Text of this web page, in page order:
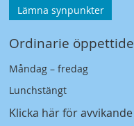
Lämna synpunkter
Ordinarie
Måndag – fredag
Lunchstängt
Klicka här för